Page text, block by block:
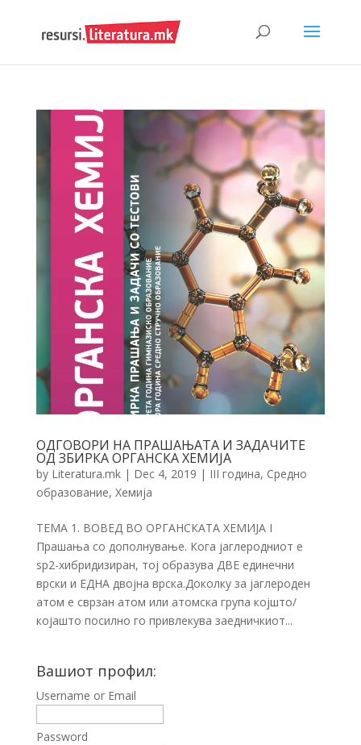
ОДГОВОРИ НА ПРАШАЊАТА И ЗАДАЧИТЕ
ОД ЗБИРКА ОРГАНСКА ХЕМИЈА
by Literatura.mk| Dec 4, 2019 | III година, Средно
образование, Хемија
ТЕМА 1. ВОВЕД ВО ОРГАНСКАТА ХЕМИЈА I
Прашања со дополнување. Кога јаглеродниот е
sp2-хибридизиран, тој образува ДВЕ единечни
врски и ЕДНА двојна врска.Доколку за јаглероден
атом е сврзан атом или атомска група којшто/
којашто посилно го привлекува заедничкиот...
Вашиот профил:
Username or Email
Password